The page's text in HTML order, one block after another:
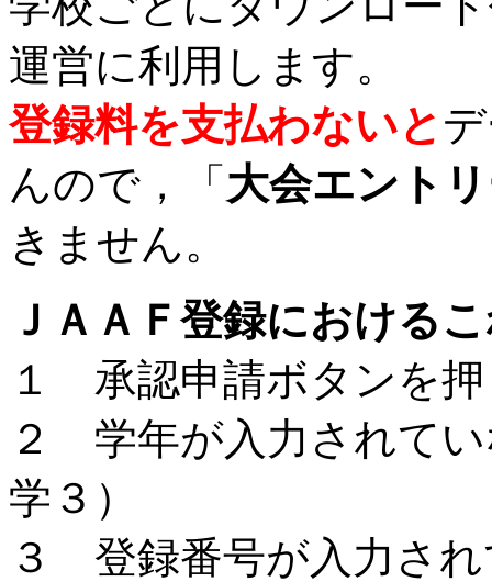
運営に利用します。
登録料を支払わないと
んので，「 大会エント
きません。
ＪＡＡＦ登録における
１ 承認申請ボタンを
２ 学年が入力されてい
学３）
３ 登録番号が入力さ